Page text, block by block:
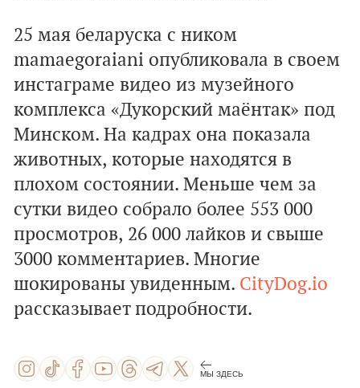
25 мая беларуска с ником
mamaegoraiani опубликовала в своем
инстаграме видео из музейного
комплекса «Дукорский маёнтак» под
Минском. На кадрах она показала
животных, которые находятся в
плохом состоянии. Меньше чем за
сутки видео собрало более 553 000
просмотров, 26 000 лайков и свыше
3000 комментариев. Многие
шокированы увиденным. CityDog.io
рассказывает подробности.
МЫ ЗДЕСЬ